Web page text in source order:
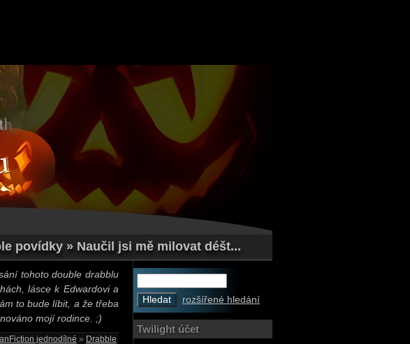
povídky » Naučil jsi mě milovat déšt...
tohoto double drabblu
lásce k Edwardovi a
to bude líbit, a že třeba
mojí rodince. ;)
jednodílné » Drabble
rozšířené hledání
Twilight účet